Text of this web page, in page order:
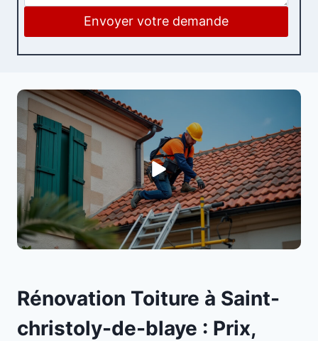
Envoyer votre demande
Rénovation Toiture à Saint-
christoly-de-blaye : Prix,